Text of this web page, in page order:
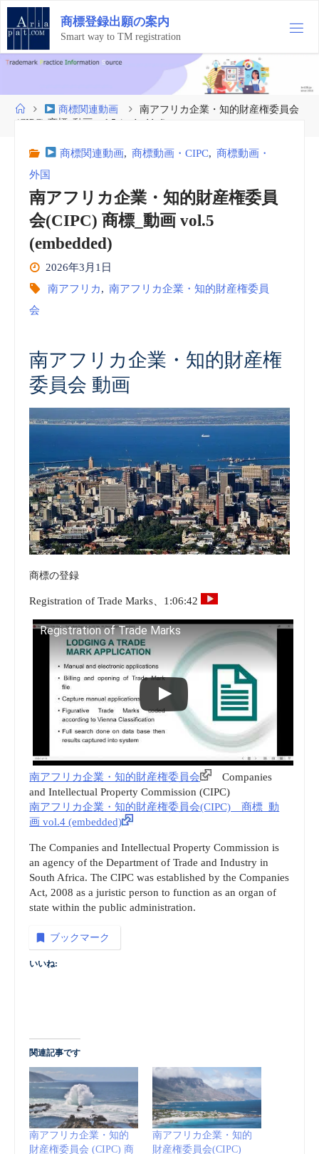
コ
テ
ン
ツ
ス
商標登録出願の案内
Smart way to TM registration
ホ
ー
商標関連動画
南アフリカ企業・知的財産権委員会
(CIPC) 商標_動画 vol.5 (embedded)
商標関連動画, 商標動画・CIPC, 商標動画・
外国
南アフリカ企業・知的財産権委員
会(CIPC) 商標_動画 vol.5
(embedded)
2026年3月1日
南アフリカ, 南アフリカ企業・知的財産権委員
会
南アフリカ企業・知的財産権
委員会 動画
商標の登録
Registration of Trade Marks、1:06:42
Registration of Trade Marks
南アフリカ企業・知的財産権委員会
Companies
and Intellectual Property Commission (CIPC)
南アフリカ企業・知的財産権委員会(CIPC) 商標_動
画 vol.4 (embedded)
The Companies and Intellectual Property Commission is
an agency of the Department of Trade and Industry in
South Africa. The CIPC was established by the Companies
Act, 2008 as a juristic person to function as an organ of
state within the public administration.
ブックマーク
いいね:
関連記事です
南アフリカ企業・知的
財産権委員会 (CIPC) 商
南アフリカ企業・知的
財産権委員会(CIPC)